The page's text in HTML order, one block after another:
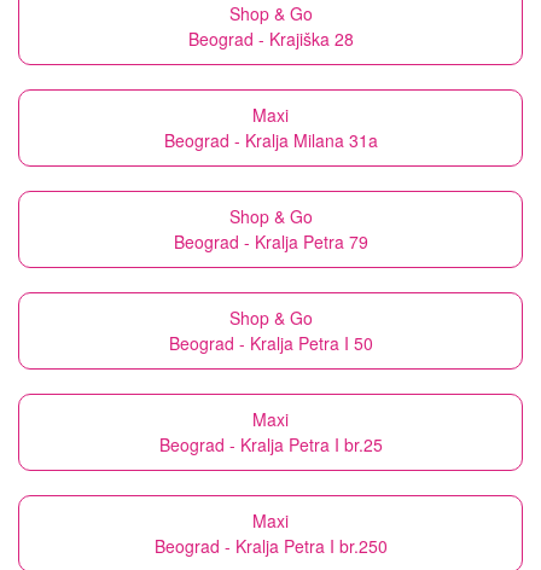
Shop & Go
Beograd - Krajiška 28
Maxi
Beograd - Kralja Milana 31a
Shop & Go
Beograd - Kralja Petra 79
Shop & Go
Beograd - Kralja Petra I 50
Maxi
Beograd - Kralja Petra I br.25
Maxi
Beograd - Kralja Petra I br.250